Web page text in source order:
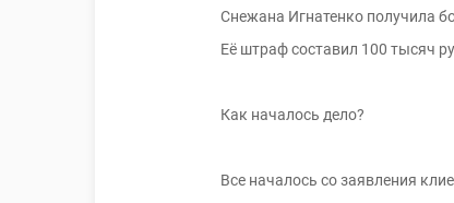
Снежана Игнатенко получила
Её штраф составил 100 тысяч
Как началось дело?
Все началось со заявления